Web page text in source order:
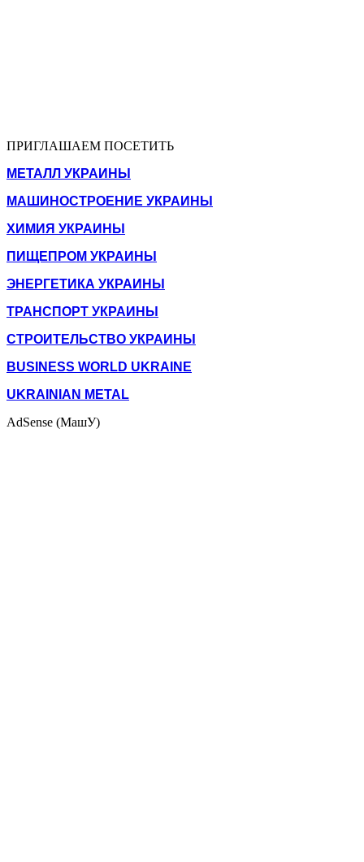
ПРИГЛАШАЕМ ПОСЕТИТЬ
МЕТАЛЛ УКРАИНЫ
МАШИНОСТРОЕНИЕ УКРАИНЫ
ХИМИЯ УКРАИНЫ
ПИЩЕПРОМ УКРАИНЫ
ЭНЕРГЕТИКА УКРАИНЫ
ТРАНСПОРТ УКРАИНЫ
СТРОИТЕЛЬСТВО УКРАИНЫ
BUSINESS WORLD UKRAINE
UKRAINIAN METAL
AdSense (МашУ)